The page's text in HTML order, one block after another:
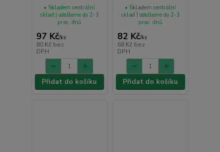
97 Kč/ks
80 Kč bez
DPH
• Skladem centrální
sklad | odešleme do 2-3
prac. dnů
Přidat do košíku
82 Kč/ks
68 Kč bez
DPH
• Skladem centrální
sklad | odešleme do 2-3
prac. dnů
Přidat do košíku